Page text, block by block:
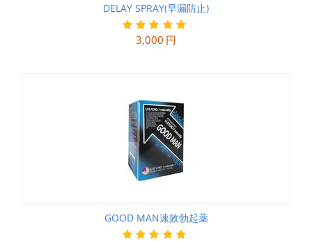
DELAY SPRAY(早漏防止)
3,000 円
GOOD MAN速效勃起薬